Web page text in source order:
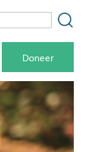
Doneer